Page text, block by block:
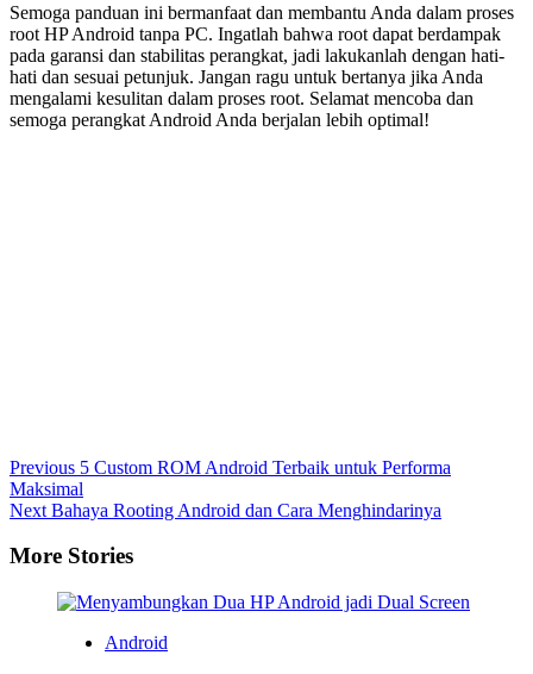
Semoga panduan ini bermanfaat dan membantu Anda dalam proses
root HP Android tanpa PC. Ingatlah bahwa root dapat berdampak
pada garansi dan stabilitas perangkat, jadi lakukanlah dengan hati-
hati dan sesuai petunjuk. Jangan ragu untuk bertanya jika Anda
mengalami kesulitan dalam proses root. Selamat mencoba dan
semoga perangkat Android Anda berjalan lebih optimal!
Post
Navigation
Previous 5 Custom ROM Android Terbaik untuk Performa
Maksimal
Next Bahaya Rooting Android dan Cara Menghindarinya
More Stories
Android